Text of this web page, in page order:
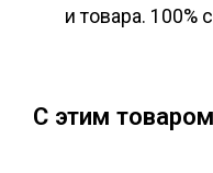
и товара. 100%
С этим